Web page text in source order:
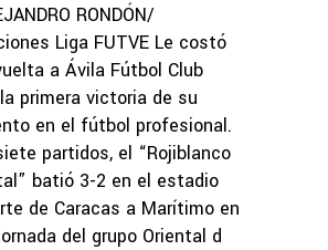
RONDÓN/
Liga FUTVE Le costó
a Ávila Fútbol Club
primera victoria de su
en el fútbol profesional.
partidos, el “Rojiblanco
batió 3-2 en el estadio
de Caracas a Marítimo en
del grupo Oriental d